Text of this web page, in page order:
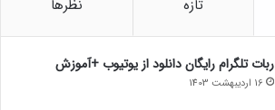
تازه نظرها
ربات تلگرام رایگان دانلود از یوتیوب +آموزش
16 اردیبهشت 1403